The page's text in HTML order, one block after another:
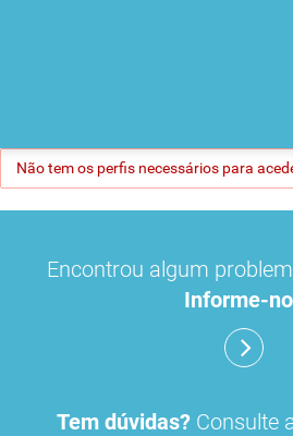
Não tem os perfis necessários para
Encontrou algum
Informe-
Tem dúvidas? Consulte